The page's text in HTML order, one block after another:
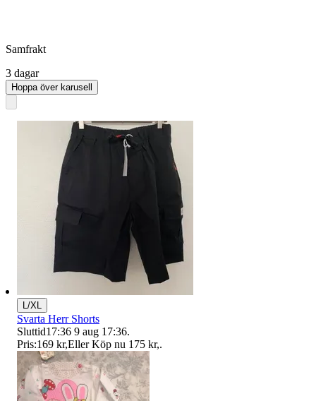
Samfrakt
3 dagar
Hoppa över karusell
L/XL
Svarta Herr Shorts
Sluttid17:36 9 aug 17:36.
Pris:169 kr,Eller Köp nu 175 kr,.